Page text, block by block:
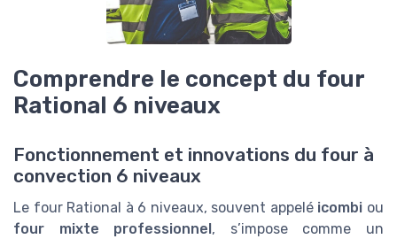
Comprendre le concept du four
Rational 6 niveaux
Fonctionnement et innovations du four à
convection 6 niveaux
Le four Rational à 6 niveaux, souvent appelé icombi ou
four mixte professionnel , s’impose comme un